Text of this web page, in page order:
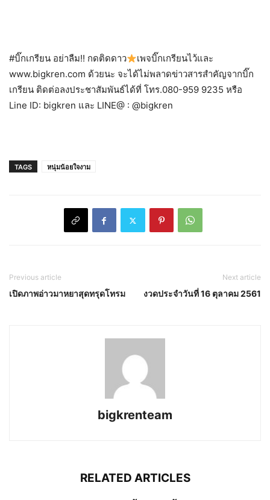
#บิ๊กเกรียน อย่าลืม!! กดติดดาว
เพจบิ๊กเกรียนไว้และ
www.bigkren.com ด้วยนะ จะได้ไม่พลาดข่าวสารสำคัญจากบิ๊ก
เกรียน ติดต่อลงประชาสัมพันธ์ได้ที่ โทร.080-959 9235 หรือ
Line ID: bigkren และ LINE@ : @bigkren
TAGS หนุ่มน้อยใจงาม
Previous article
เปิดภาพอ่าวมาหยาสุดทรุดโทรม
Next article
งวดประจำวันที่ 16 ตุลาคม 2561
bigkrenteam
RELATED ARTICLES